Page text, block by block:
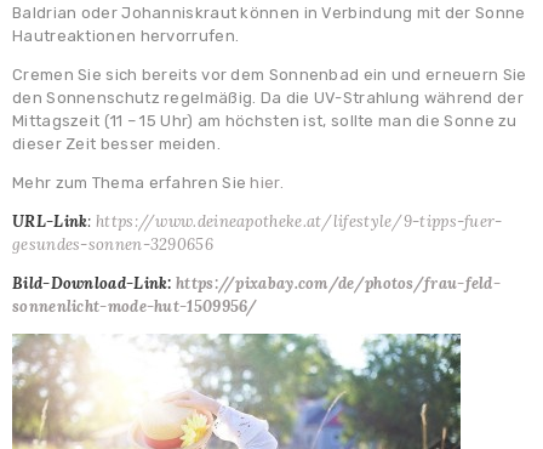
Baldrian oder Johanniskraut können in Verbindung mit der Sonne
Hautreaktionen hervorrufen.
Cremen Sie sich bereits vor dem Sonnenbad ein und erneuern Sie
den Sonnenschutz regelmäßig. Da die UV-Strahlung während der
Mittagszeit (11 – 15 Uhr) am höchsten ist, sollte man die Sonne zu
dieser Zeit besser meiden.
Mehr zum Thema erfahren Sie hier.
URL-Link: https://www.deineapotheke.at/lifestyle/9-tipps-fuer-
gesundes-sonnen-3290656
Bild-Download-Link:https://pixabay.com/de/photos/frau-feld-
sonnenlicht-mode-hut-1509956/